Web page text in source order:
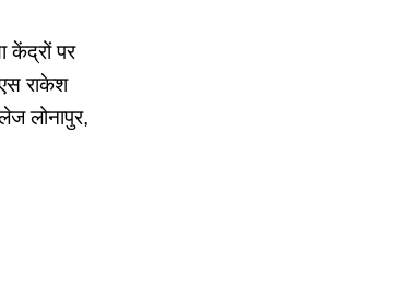
केंद्रों पर
राकेश
लोनापुर,